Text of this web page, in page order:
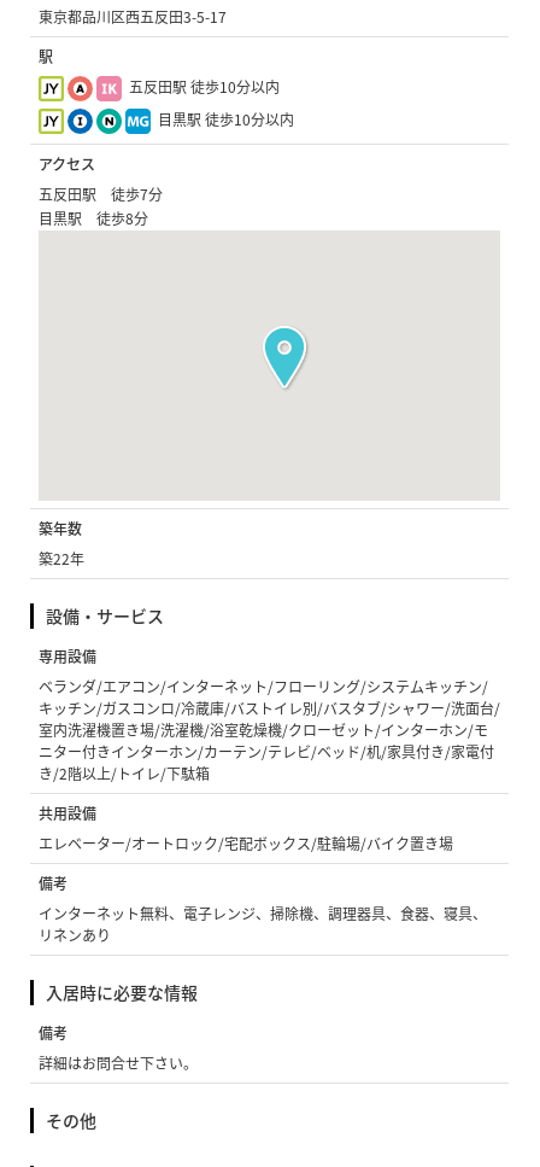
東京都品川区西五反田3-5-17
駅
五反田駅 徒歩10分以内
目黒駅 徒歩10分以内
アクセス
五反田駅 徒歩7分
目黒駅 徒歩8分
築年数
築22年
設備・サービス
専用設備
ベランダ/エアコン/インターネット/フローリング/システムキッチン/
キッチン/ガスコンロ/冷蔵庫/バストイレ別/バスタブ/シャワー/洗面台/
室内洗濯機置き場/洗濯機/浴室乾燥機/クローゼット/インターホン/モ
ニター付きインターホン/カーテン/テレビ/ベッド/机/家具付き/家電付
き/2階以上/トイレ/下駄箱
共用設備
エレベーター/オートロック/宅配ボックス/駐輪場/バイク置き場
備考
インターネット無料、電子レンジ、掃除機、調理器具、食器、寝具、
リネンあり
入居時に必要な情報
備考
詳細はお問合せ下さい。
その他